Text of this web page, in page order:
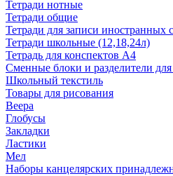
Тетради нотные
Тетради общие
Тетради для записи иностранных
Тетради школьные (12,18,24л)
Тетрадь для конспектов А4
Сменные блоки и разделители для
Школьный текстиль
Товары для рисования
Веера
Глобусы
Закладки
Ластики
Мел
Наборы канцелярских